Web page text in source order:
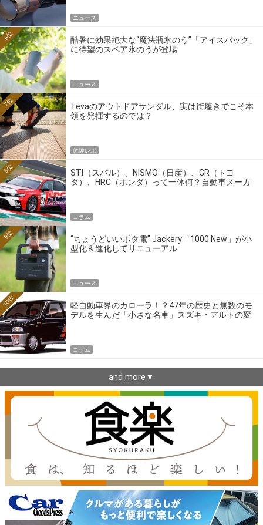
ニュース
酷暑に効果絶大な“魔法瓶氷のう”「アイスパック」
に待望のスペア氷のうが登場
6位
ニュース
Tevaのアウトドアサンダル、実は街履きでこそ本
領を発揮するのでは？
7位
体験レポ
STI（スバル）、NISMO（日産）、GR（トヨ
タ）、HRC（ホンダ）って一体何？自動車メーカ
8位
コラム
“ちょうどいいポタ電” Jackery「1000 New」が小
型化＆進化してリニューアル
9位
ニュース
軽自動車界のカローラ！？47年の歴史と無数のモ
デルを生んだ「小さな名車」スズキ・アルトの変
10位
コラム
and more▼